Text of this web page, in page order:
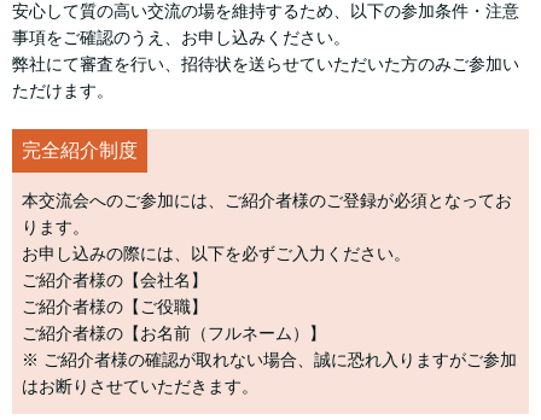
安心して質の高い交流の場を維持するため、以下の参加条件・注意
事項をご確認のうえ、お申し込みください。
弊社にて審査を行い、招待状を送らせていただいた方のみご参加い
ただけます。
完全紹介制度
本交流会へのご参加には、ご紹介者様のご登録が必須となってお
ります。
お申し込みの際には、以下を必ずご入力ください。
ご紹介者様の【会社名】
ご紹介者様の【ご役職】
ご紹介者様の【お名前（フルネーム）】
※ ご紹介者様の確認が取れない場合、誠に恐れ入りますがご参加
はお断りさせていただきます。